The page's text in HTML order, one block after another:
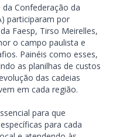
da Confederação da
participaram por
Faesp, Tirso Meirelles,
o campo paulista e
Painéis como esses,
as planilhas de custos
das cadeias
em cada região.
para que
para cada